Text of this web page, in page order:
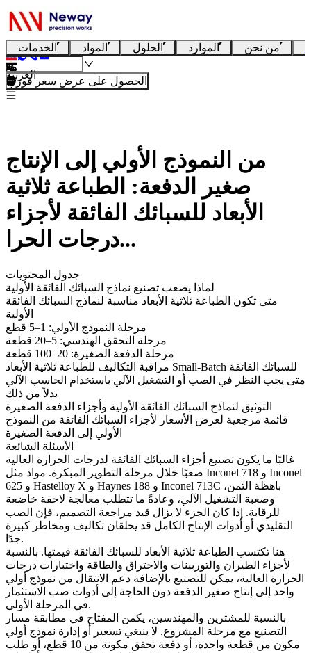
الخدمات المواد الحلول الموارد من نحن
العربية
الحصول على عرض سعر فوري
من النموذج الأولي إلى الإنتاج
صغير الدفعة: الطباعة ثلاثية
الأبعاد للسبائك الفائقة لأجزاء
درجات الحرا...
جدول المحتويات
لماذا يصعب تصنيع نماذج السبائك الفائقة الأولية
متى تكون الطباعة ثلاثية الأبعاد مناسبة لنماذج السبائك الفائقة
الأولية
مرحلة النموذج الأولي: 1–5 قطع
مرحلة التحقق الهندسي: 5–20 قطعة
مرحلة الدفعة الصغيرة: 20–100 قطعة
مراقبة التكاليف للطباعة ثلاثية الأبعاد Small-Batch للسبائك الفائقة
متى يجب النظر في الصب أو التشغيل الآلي باستخدام الحاسب الآلي
بدلاً من ذلك
التوثيق لنماذج السبائك الفائقة الأولية وأجزاء الدفعة الصغيرة
قائمة مرجعية لعرض الأسعار لأجزاء السبائك الفائقة من النموذج
الأولي إلى الدفعة الصغيرة
الأسئلة الشائعة
غالبًا ما يكون تصنيع أجزاء السبائك الفائقة لدرجات الحرارة العالية
صعبًا خلال مرحلة التطوير المبكرة. مواد مثل Inconel 718 و Inconel
625 و Hastelloy X و Haynes 188 و Inconel 713C باهظة الثمن،
وصعبة التشغيل الآلي، وعادةً ما تتطلب معالجة لاحقة خاضعة
للرقابة. إذا كان الجزء لا يزال قيد مراجعة التصميم، فإن الصب
التقليدي أو أدوات الإنتاج الكامل قد يخلقان تكاليف ومخاطر كبيرة
جدًا.
هنا تكتسب الطباعة ثلاثية الأبعاد للسبائك الفائقة قيمتها. بالنسبة
لأجزاء الطيران والتوربينات والاحتراق والطاقة واختبارات درجات
الحرارة العالية، يمكن للتصنيع بالإضافة دعم الانتقال من نموذج أولي
واحد إلى إنتاج صغير الدفعة دون الحاجة إلى أدوات صب الاستثمار
في المرحلة الأولى.
بالنسبة للمشترين والمهندسين، يكمن المفتاح في مطابقة مسار
التصنيع مع مرحلة المشروع. لا ينبغي تسعير أو إدارة نموذج أولي
مكون من قطعة واحدة، أو دفعة تحقق مكونة من 10 قطع، أو طلب